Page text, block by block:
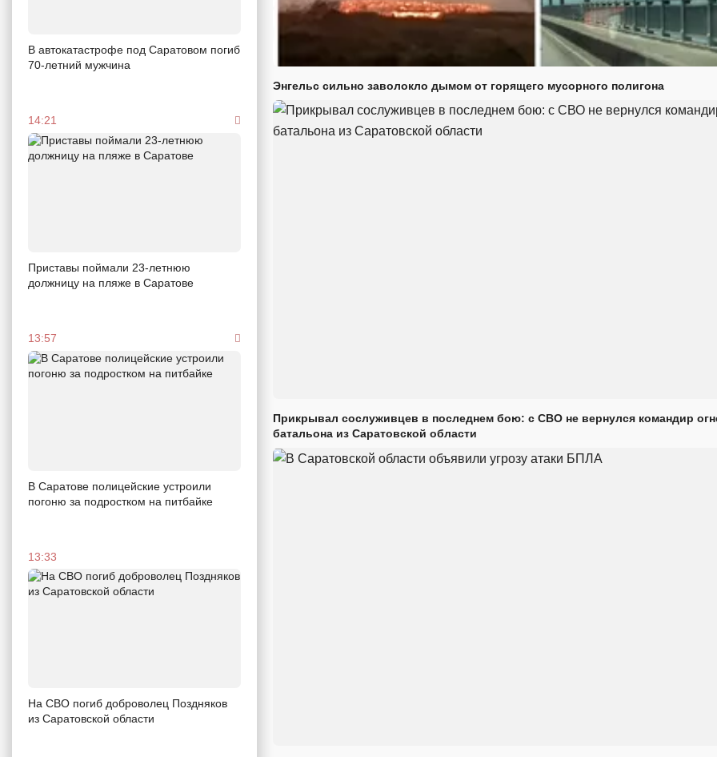
В автокатастрофе под Саратовом погиб
70-летний мужчина
14:21
Приставы поймали 23-летнюю
должницу на пляже в Саратове
13:57
В Саратове полицейские устроили
погоню за подростком на питбайке
13:33
На СВО погиб доброволец Поздняков
из Саратовской области
Энгельс сильно заволокло дымом от горящего мусорного полигона
Прикрывал сослуживцев в последнем бою: с СВО не вернулся командир
батальона из Саратовской области